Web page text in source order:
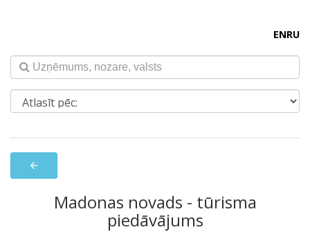
ENRU
arrow_back
Madonas novads - tūrisma
piedāvājums